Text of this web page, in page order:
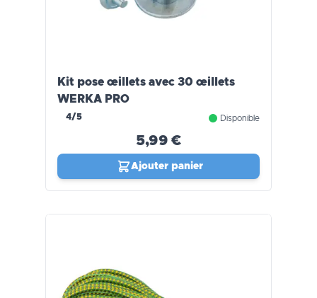
Kit pose œillets avec 30 œillets
WERKA PRO
4/5 Disponible
5,99 €
Ajouter panier